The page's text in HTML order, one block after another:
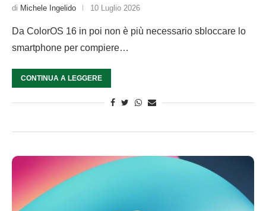
di Michele Ingelido 10 Luglio 2026
Da ColorOS 16 in poi non è più necessario sbloccare lo
smartphone per compiere…
CONTINUA A LEGGERE